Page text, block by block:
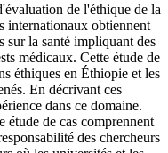
de l'éthique de la
internationaux obtiennent
sur la santé impliquant des
médicaux. Cette étude de
éthiques en Éthiopie et les
En décrivant ces
dans ce domaine.
étude de cas comprennent
des chercheurs